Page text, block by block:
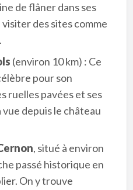
de flâner dans ses
des sites comme
(environ 10 km) : Ce
pour son
ruelles pavées et ses
depuis le château
, situé à environ
passé historique en
On y trouve